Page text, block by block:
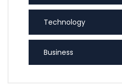
Technology
Business